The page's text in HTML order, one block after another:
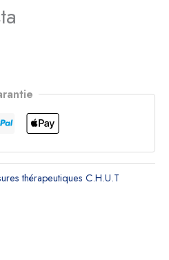
thérapeutiques C.H.U.T